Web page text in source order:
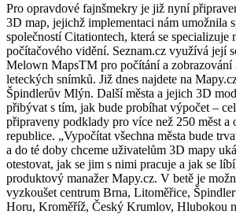
Pro opravdové fajnšmekry je již nyní
3D map, jejichž implementaci nám umožnila
společností Citationtech, která se specializuje
počítačového vidění. Seznam.cz využívá její
Melown MapsTM pro počítání a zobrazování
leteckých snímků. Již dnes najdete na
Špindlerův Mlýn. Další města a jejich 3D
přibývat s tím, jak bude probíhat výpočet –
připraveny podklady pro více než 250 měst a
republice. „Vypočítat všechna města bude
a do té doby chceme uživatelům 3D mapy
otestovat, jak se jim s nimi pracuje a jak se
produktový manažer Mapy.cz. V betě je
vyzkoušet centrum Brna, Litoměřice,
Horu, Kroměříž, Český Krumlov, Hlubokou